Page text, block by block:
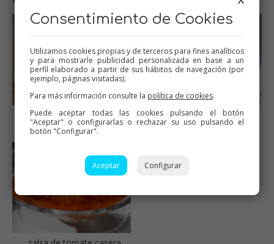
Picar las verduras del
sofrito
Sofrito
Consentimiento de Cookies
Utilizamos cookies propias y de terceros para fines analíticos
y para mostrarle publicidad personalizada en base a un
perfil elaborado a partir de sus hábitos de navegación (por
ejemplo, páginas visitadas).
Para más información consulte la política de cookies.
Puede aceptar todas las cookies pulsando el botón
"Aceptar" o configurarlas o rechazar su uso pulsando el
botón "Configurar".
Aceptar Configurar